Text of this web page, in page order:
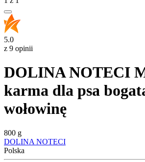
5.0
z 9 opinii
DOLINA NOTECI
karma dla psa
wołowinę
800 g
DOLINA NOTECI
Polska